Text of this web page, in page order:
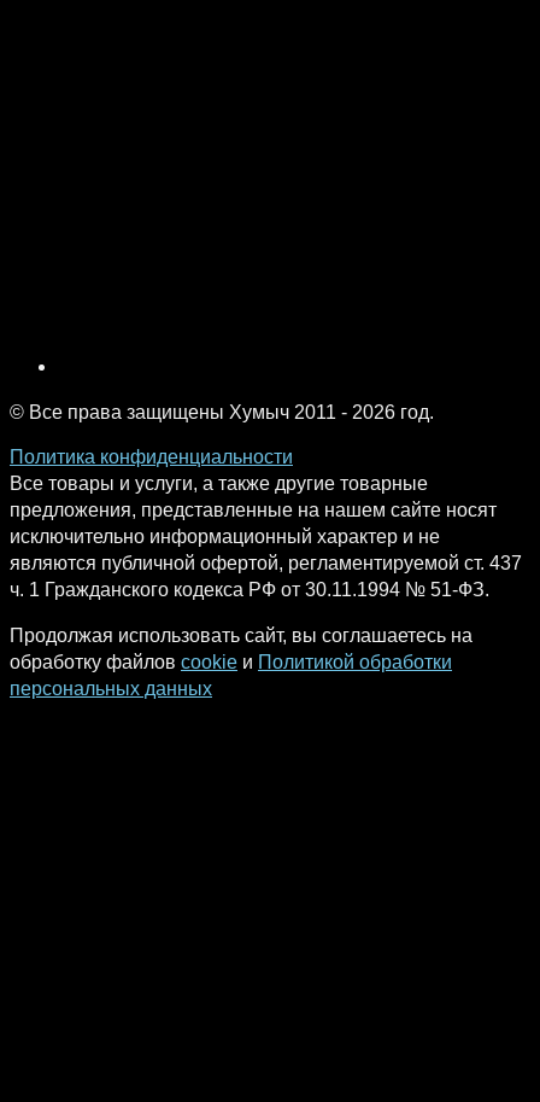
© Все права защищены Хумыч 2011 - 2026 год.
Политика конфиденциальности
Все товары и услуги, а также другие товарные
предложения, представленные на нашем сайте носят
исключительно информационный характер и не
являются публичной офертой, регламентируемой ст. 437
ч. 1 Гражданского кодекса РФ от 30.11.1994 № 51-ФЗ.
Продолжая использовать сайт, вы соглашаетесь на
обработку файлов cookie и Политикой обработки
персональных данных